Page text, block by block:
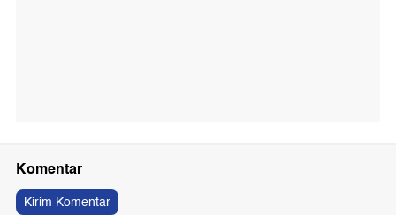
Komentar
Kirim Komentar